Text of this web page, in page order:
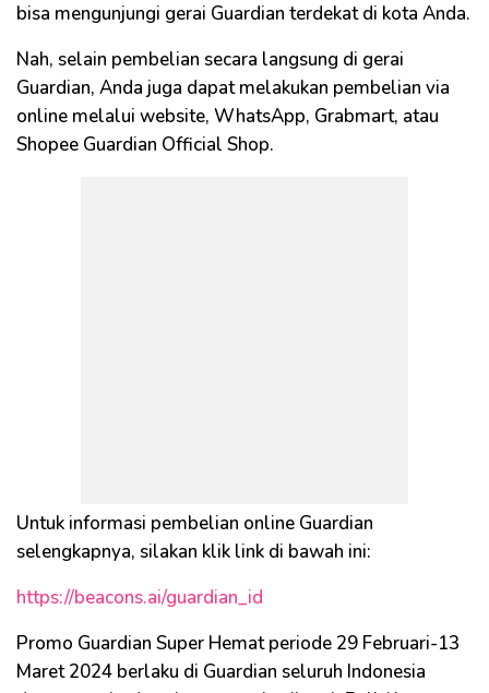
bisa mengunjungi gerai Guardian terdekat di kota Anda.
Nah, selain pembelian secara langsung di gerai
Guardian, Anda juga dapat melakukan pembelian via
online melalui website, WhatsApp, Grabmart, atau
Shopee Guardian Official Shop.
Untuk informasi pembelian online Guardian
selengkapnya, silakan klik link di bawah ini:
https://beacons.ai/guardian_id
Promo Guardian Super Hemat periode 29 Februari-13
Maret 2024 berlaku di Guardian seluruh Indonesia